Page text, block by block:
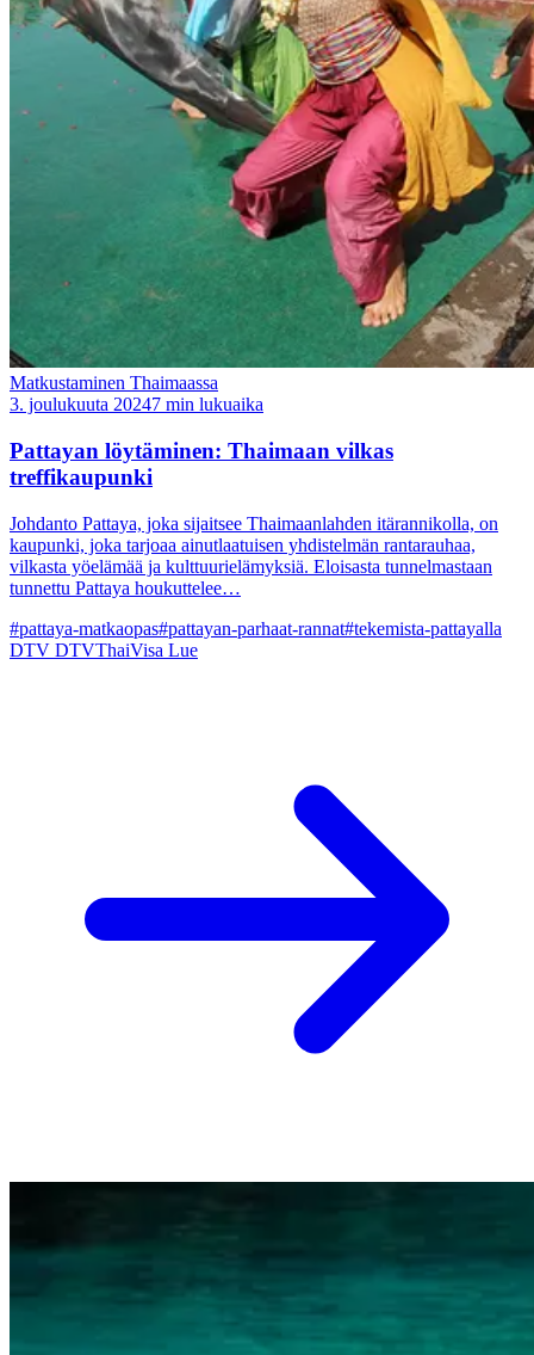
Matkustaminen Thaimaassa
3. joulukuuta 20247 min lukuaika
Pattayan löytäminen: Thaimaan vilkas
treffikaupunki
Johdanto Pattaya, joka sijaitsee Thaimaanlahden itärannikolla, on
kaupunki, joka tarjoaa ainutlaatuisen yhdistelmän rantarauhaa,
vilkasta yöelämää ja kulttuurielämyksiä. Eloisasta tunnelmastaan
tunnettu Pattaya houkuttelee…
#pattaya-matkaopas#pattayan-parhaat-rannat#tekemista-pattayalla
DTV DTVThaiVisa Lue